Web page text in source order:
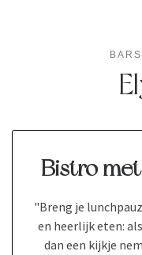
BARS
Bistro
"Breng je
en heerlijk eten:
dan een kijkje